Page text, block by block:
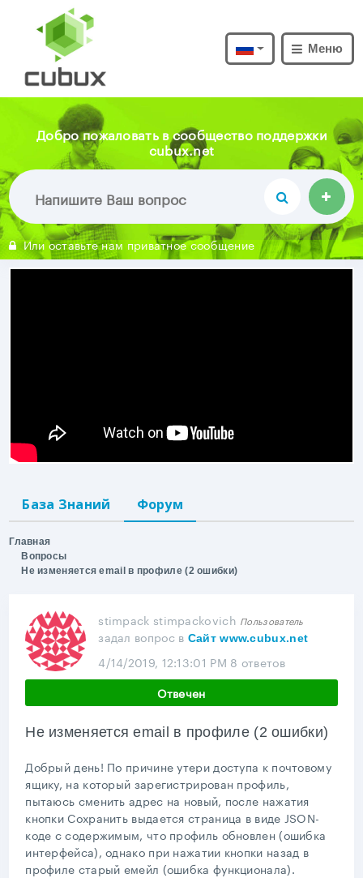
Меню
Добро пожаловать в сообщество поддержки
cubux.net
Или оставьте нам приватное сообщение
База Знаний Форум
Главная
Вопросы
Не изменяется email в профиле (2 ошибки)
stimpack stimpackovich Пользователь
задал вопрос в Сайт www.cubux.net
4/14/2019, 12:13:01 PM 8 ответов
Отвечен
Не изменяется email в профиле (2 ошибки)
Добрый день! По причине утери доступа к почтовому
ящику, на который зарегистрирован профиль,
пытаюсь сменить адрес на новый, после нажатия
кнопки Сохранить выдается страница в виде JSON-
коде с содержимым, что профиль обновлен (ошибка
интерфейса), однако при нажатии кнопки назад в
профиле старый емейл (ошибка функционала).